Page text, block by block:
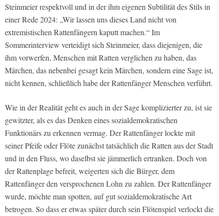
Steinmeier respektvoll und in der ihm eigenen Subtilität des Stils in
einer Rede 2024: „Wir lassen uns dieses Land nicht von
extremistischen Rattenfängern kaputt machen.“ Im
Sommerinterview verteidigt sich Steinmeier, dass diejenigen, die
ihm vorwerfen, Menschen mit Ratten verglichen zu haben, das
Märchen, das nebenbei gesagt kein Märchen, sondern eine Sage ist,
nicht kennen, schließlich habe der Rattenfänger Menschen verführt.
Wie in der Realität geht es auch in der Sage komplizierter zu, ist sie
gewitzter, als es das Denken eines sozialdemokratischen
Funktionärs zu erkennen vermag. Der Rattenfänger lockte mit
seiner Pfeife oder Flöte zunächst tatsächlich die Ratten aus der Stadt
und in den Fluss, wo daselbst sie jämmerlich ertranken. Doch von
der Rattenplage befreit, weigerten sich die Bürger, dem
Rattenfänger den versprochenen Lohn zu zahlen. Der Rattenfänger
wurde, möchte man spotten, auf gut sozialdemokratische Art
betrogen. So dass er etwas später durch sein Flötenspiel verlockt die